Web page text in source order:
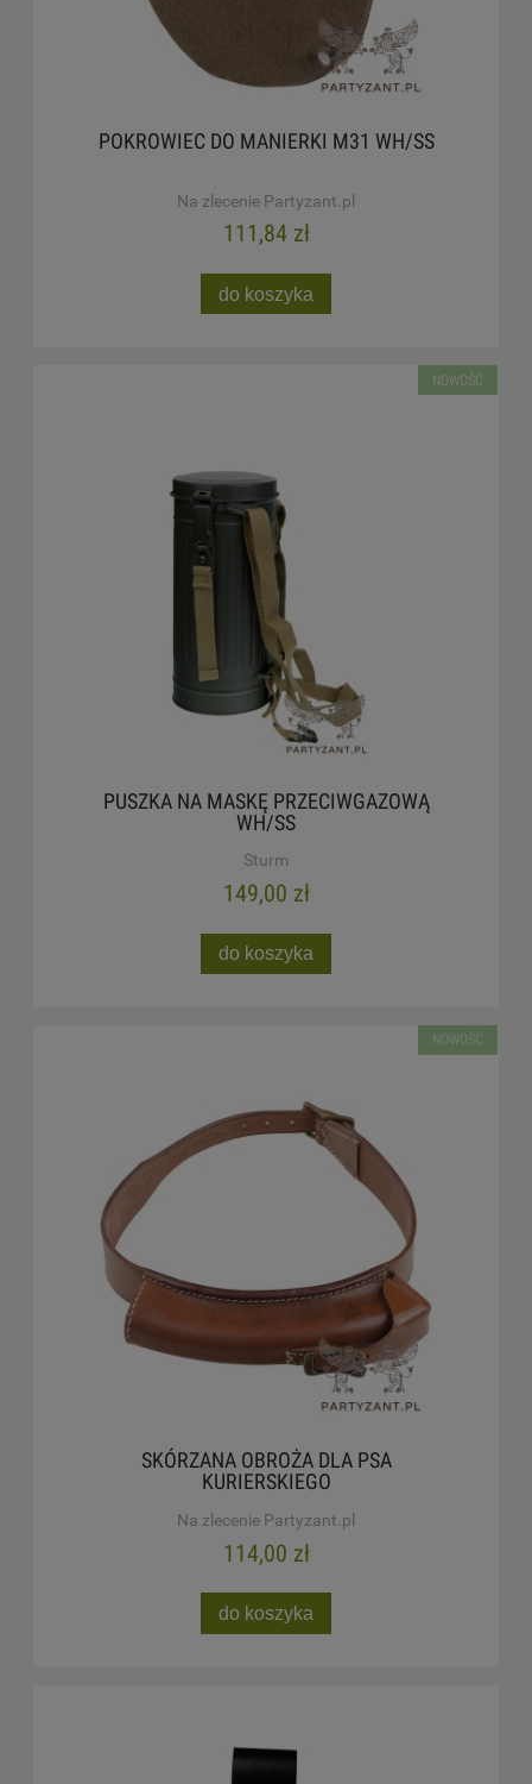
POKROWIEC DO MANIERKI M31 WH/SS
Na zlecenie Partyzant.pl
111,84 zł
do koszyka
PUSZKA NA MASKĘ PRZECIWGAZOWĄ
WH/SS
Sturm
149,00 zł
do koszyka
NOWOŚĆ
SKÓRZANA OBROŻA DLA PSA
KURIERSKIEGO
Na zlecenie Partyzant.pl
114,00 zł
do koszyka
NOWOŚĆ